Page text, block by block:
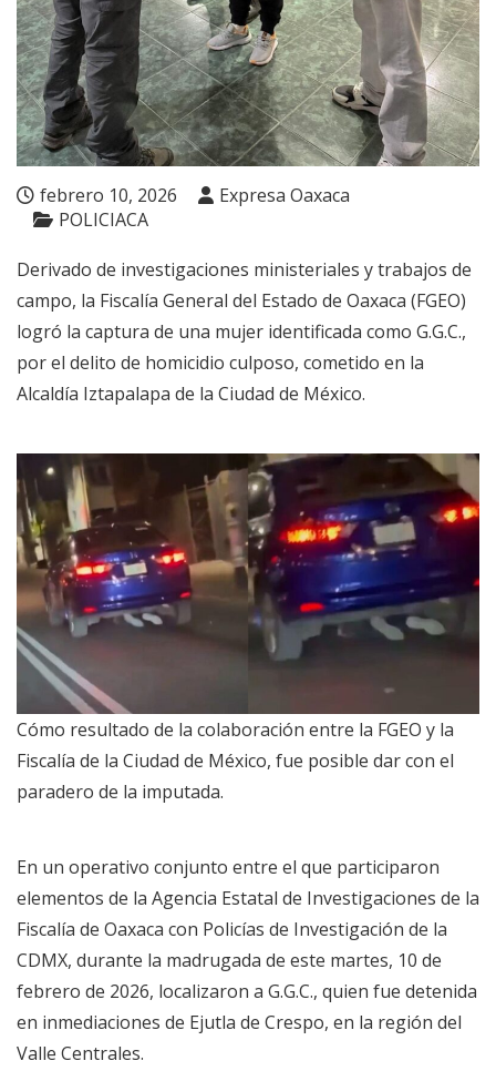
febrero 10, 2026
Expresa Oaxaca
POLICIACA
Derivado de investigaciones ministeriales y trabajos de
campo, la Fiscalía General del Estado de Oaxaca (FGEO)
logró la captura de una mujer identificada como G.G.C.,
por el delito de homicidio culposo, cometido en la
Alcaldía Iztapalapa de la Ciudad de México.
Cómo resultado de la colaboración entre la FGEO y la
Fiscalía de la Ciudad de México, fue posible dar con el
paradero de la imputada.
En un operativo conjunto entre el que participaron
elementos de la Agencia Estatal de Investigaciones de la
Fiscalía de Oaxaca con Policías de Investigación de la
CDMX, durante la madrugada de este martes, 10 de
febrero de 2026, localizaron a G.G.C., quien fue detenida
en inmediaciones de Ejutla de Crespo, en la región del
Valle Centrales.